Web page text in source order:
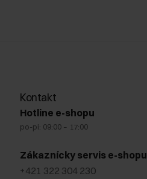
Kontakt
Hotline e-shopu
po-pi: 09:00 – 17:00
Zákaznícky servis e-shopu
+421 322 304 230